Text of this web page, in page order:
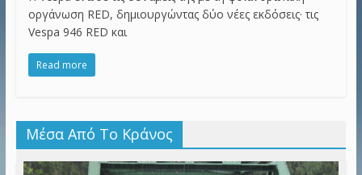
οργάνωση RED, δημιουργώντας δύο νέες εκδόσεις· τις
Vespa 946 RED και
Read more
Μέσα Από Το Κράνος